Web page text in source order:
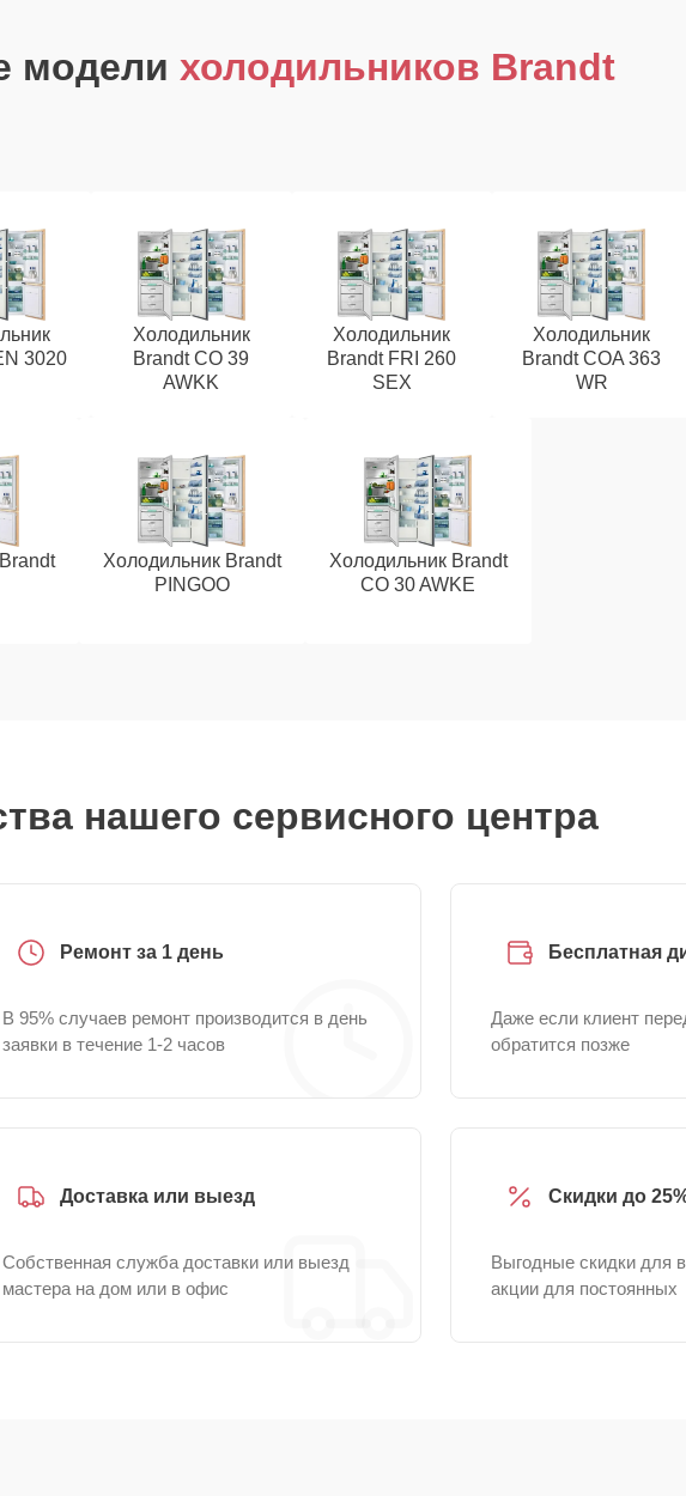
модели холодильников Brandt
3020
Холодильник
Brandt CO 39
AWKK
Холодильник
Brandt FRI 260
SEX
Холодильник
Brandt COA 363
WR
Холодильник Brandt
PINGOO
Холодильник Brandt
CO 30 AWKE
нашего сервисного центра
Ремонт за 1 день
В 95% случаев ремонт производится в день
заявки в течение 1-2 часов
Бесплатная
Даже если клиент
обратится позже
Доставка или выезд
Собственная служба доставки или выезд
мастера на дом или в офис
Скидки до
Выгодные скидки для
акции для постоянных